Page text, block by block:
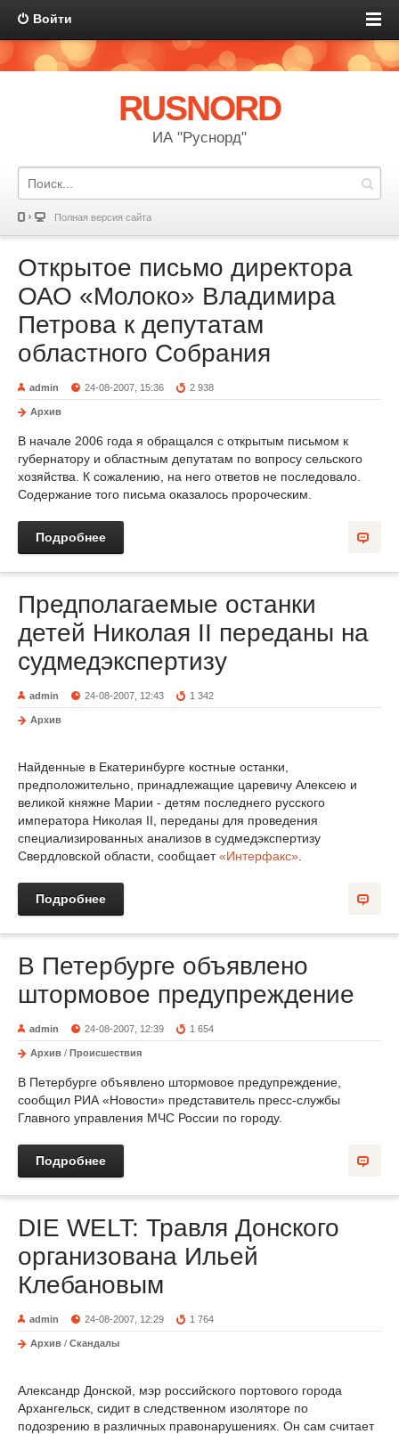
Войти
RUSNORD
ИА "Руснорд"
Полная версия сайта
Открытое письмо директора
ОАО «Молоко» Владимира
Петрова к депутатам
областного Собрания
admin 24-08-2007, 15:36 2 938
Архив
В начале 2006 года я обращался с открытым письмом к
губернатору и областным депутатам по вопросу сельского
хозяйства. К сожалению, на него ответов не последовало.
Содержание того письма оказалось пророческим.
Подробнее
Предполагаемые останки
детей Николая II переданы на
судмедэкспертизу
admin 24-08-2007, 12:43 1 342
Архив
Найденные в Екатеринбурге костные останки,
предположительно, принадлежащие царевичу Алексею и
великой княжне Марии - детям последнего русского
императора Николая II, переданы для проведения
специализированных анализов в судмедэкспертизу
Свердловской области, сообщает«Интерфакс»
Подробнее
В Петербурге объявлено
штормовое предупреждение
admin 24-08-2007, 12:39 1 654
Архив / Происшествия
В Петербурге объявлено штормовое предупреждение,
сообщил РИА «Новости» представитель пресс-службы
Главного управления МЧС России по городу.
Подробнее
DIE WELT: Травля Донского
организована Ильей
Клебановым
admin 24-08-2007, 12:29 1 764
Архив / Скандалы
Александр Донской, мэр российского портового города
Архангельск, сидит в следственном изоляторе по
подозрению в различных правонарушениях. Он сам считает